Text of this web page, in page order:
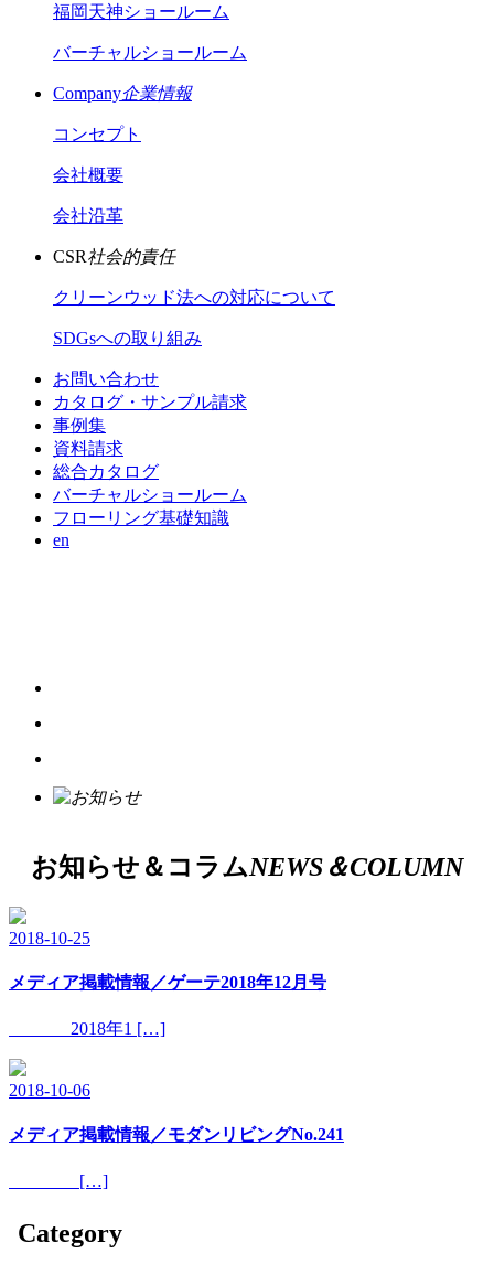
福岡天神ショールーム
バーチャルショールーム
Company企業情報
コンセプト
会社概要
会社沿革
CSR社会的責任
クリーンウッド法への対応について
SDGsへの取り組み
お問い合わせ
カタログ・サンプル請求
事例集
資料請求
総合カタログ
バーチャルショールーム
フローリング基礎知識
en
お知らせ＆コラムNEWS＆COLUMN
2018-10-25
メディア掲載情報／ゲーテ2018年12月号
2018年1 […]
2018-10-06
メディア掲載情報／モダンリビングNo.241
[…]
Category